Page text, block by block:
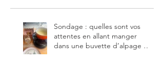
Sondage : quelles sont vos
attentes en allant manger
dans une buvette d’alpage et,